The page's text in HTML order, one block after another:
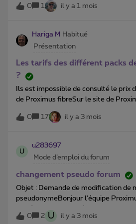
Web et de ce qui touche aux réseaux
&#x1f642;
promesse qu’il me sera expédié je
0 1 il y a 1 mois
Hariga M Habitué
Présentation
Les tarifs des différent packs
?
Ils est impossible de consulté le prix
de Proximus fibreSur le site de
0 17 il y a 3 mois
U
u283697
Mode d’emploi du forum
changement pseudo forum
Objet : Demande de modification de
pseudonymeBonjour l'équipe
pseudonyme qui s'affiche
0 2 U il y a 3 mois